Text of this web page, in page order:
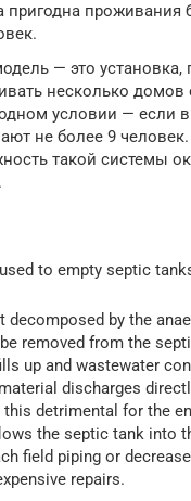
пригодна проживания
— это
несколько
условии — если
не более 9
такой системы
to empty septic
decomposed by the
removed from the
up and wastewater
discharges
detrimental for the
the septic tank into
field piping or
repairs.